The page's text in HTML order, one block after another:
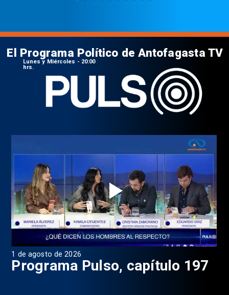
1 de agosto de 2026
Programa Pulso, capítulo 197
El Programa Político de Antofagasta TV
Lunes y Miércoles - 20:00
hrs.